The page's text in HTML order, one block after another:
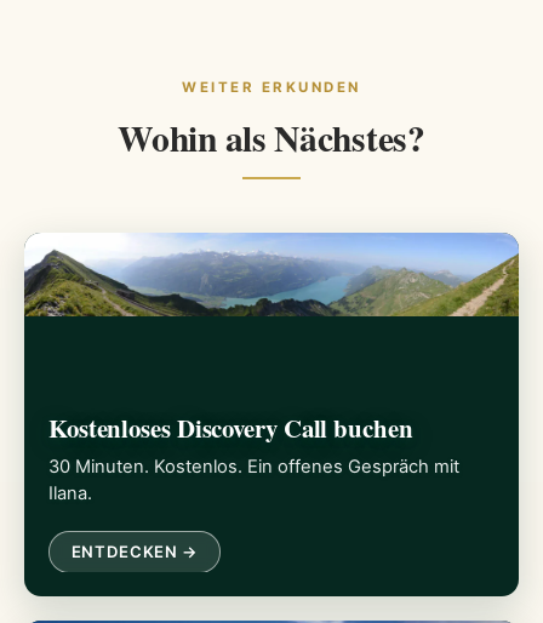
WEITER ERKUNDEN
Wohin als Nächstes?
Kostenloses Discovery Call buchen
30 Minuten. Kostenlos. Ein offenes Gespräch mit
Ilana.
ENTDECKEN →